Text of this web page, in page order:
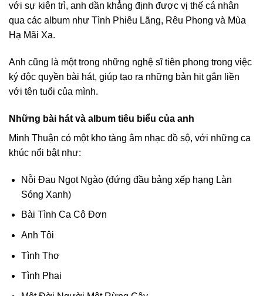
với sự kiên trì, anh dần khẳng định được vị thế cá nhân
qua các album như Tình Phiêu Lãng, Rêu Phong và Mùa
Hạ Mãi Xa.
Anh cũng là một trong những nghệ sĩ tiên phong trong việc
ký độc quyền bài hát, giúp tạo ra những bản hit gắn liền
với tên tuổi của mình.
Những bài hát và album tiêu biểu của anh
Minh Thuận có một kho tàng âm nhạc đồ sộ, với những ca
khúc nổi bật như:
Nỗi Đau Ngọt Ngào (đứng đầu bảng xếp hạng Làn
Sóng Xanh)
Bài Tình Ca Cô Đơn
Anh Tôi
Tình Thơ
Tình Phai